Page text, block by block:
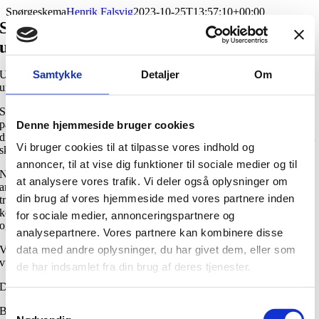
Samtykke Detaljer Om
Denne hjemmeside bruger cookies
Vi bruger cookies til at tilpasse vores indhold og
annoncer, til at vise dig funktioner til sociale medier og til
at analysere vores trafik. Vi deler også oplysninger om
din brug af vores hjemmeside med vores partnere inden
for sociale medier, annonceringspartnere og
analysepartnere. Vores partnere kan kombinere disse
data med andre oplysninger, du har givet dem, eller som
de har indsamlet fra din brug af deres tjenester.
Samtykkevalg
Skip
to
content
SpørgeskemaHenrik Falsvig2023-10-25T13:57:10+00:00
Spørgeskema inden svimmelheds-
undersøgelse
Udfyld venligst nedenstående spørgeskema inden din svimmelheds-
undersøgelse.
Spørgeskemaet givet et indblik i præcis, hvordan svimmelheden
påvirker din hverdag. Derudover kan vi bruge det som en del af det
diagnostiske arbejde i, hvorfor du er svimmel – og samtidig give dig et
skræddersyet behandlingsforløb baseret på dine problemer.
Når du har udfyldt spørgeskemaet vil du få en score – både totalt, som
angiver hvor meget svimmelheden påvirker din hverdag. Du får også
tre subscorer, som fortæller, om problemerne fra svimmelheden
kommer til udtryk i bestemte bevægelser, når du bevæger dig generelt
og følelsesmæssigt.
Vi vil efterfølgende vende tilbage til spørgeskemaet med henblik på at
vurdere effekten af et behandlingsforløb.
Det tager ca. 5-10 minutter at udfylde spørgeskemaet.
Besvarelsen bliver sendt til mig automatisk – så det er din egen mail,